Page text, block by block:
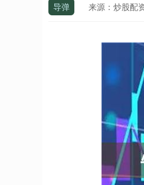
导弹 来源：炒股配